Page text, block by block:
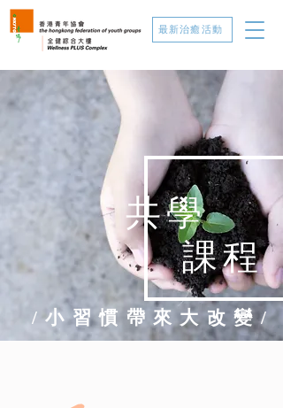
最新治癒活動
共學
課程
/小習慣帶來大改變/